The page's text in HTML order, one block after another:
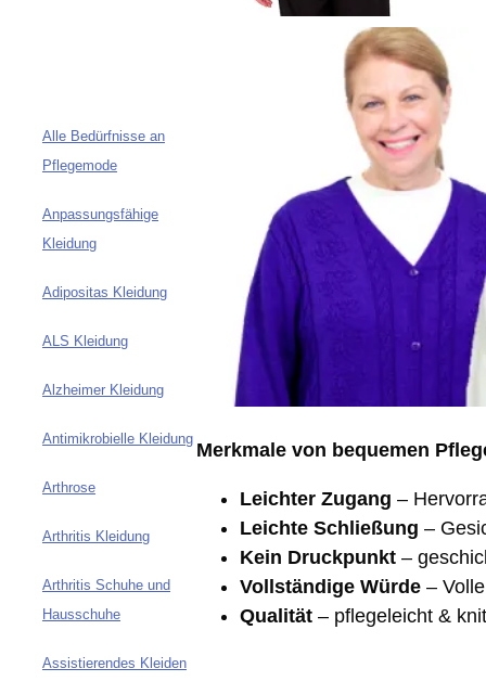
Alle Bedürfnisse an
Pflegemode
Anpassungsfähige
Kleidung
Adipositas Kleidung
ALS Kleidung
Alzheimer Kleidung
Antimikrobielle Kleidung
Arthrose
Arthritis Kleidung
Arthritis Schuhe und
Hausschuhe
Assistierendes Kleiden
Merkmale von bequemen
Leichter Zugang –
Leichte Schließung –
Kein Druckpunkt –
Vollständige Würde –
Qualität – pflegeleicht &